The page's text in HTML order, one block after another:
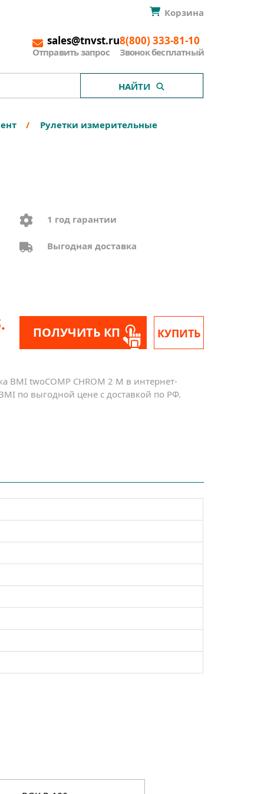
Корзина
sales@tnvst.ru
Отправить запрос
8(800) 333-81-10
Звонок бесплатный
НАЙТИ
Рулетки измерительные
1 год гарантии
Выгодная доставка
ПОЛУЧИТЬ КП КУПИТЬ
BMI twoCOMP CHROM 2 M в интернет-
по выгодной цене с доставкой по РФ.